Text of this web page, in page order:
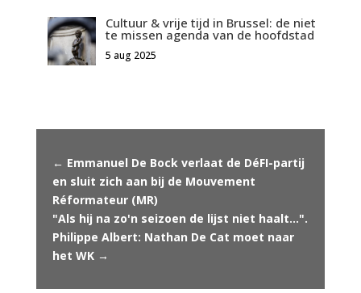
Cultuur & vrije tijd in Brussel: de niet
te missen agenda van de hoofdstad
5 aug 2025
← Emmanuel De Bock verlaat de DéFI-partij
en sluit zich aan bij de Mouvement
Réformateur (MR)
"Als hij na zo'n seizoen de lijst niet haalt...".
Philippe Albert: Nathan De Cat moet naar
het WK→